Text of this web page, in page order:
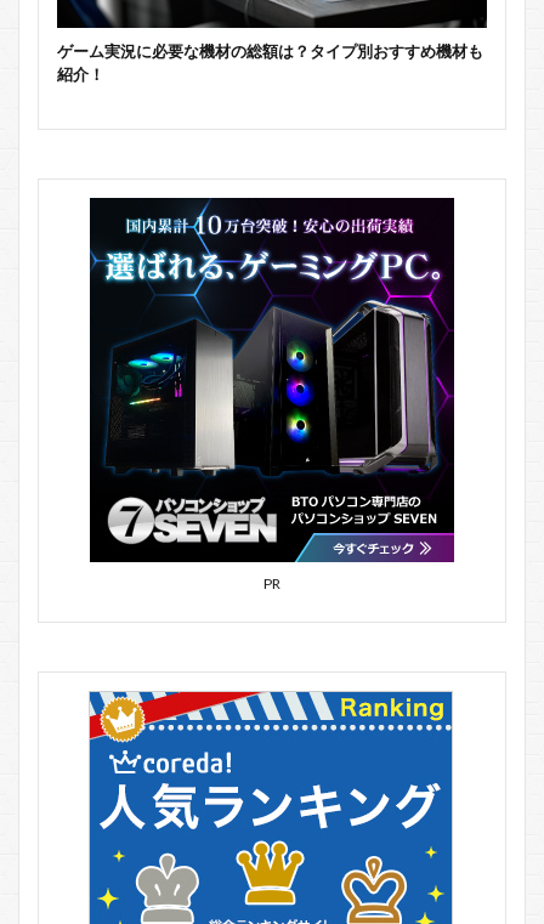
ゲーム実況に必要な機材の総額は？タイプ別おすすめ機材も
紹介！
PR